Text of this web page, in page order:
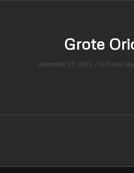
Grote
december 20, 2021 / in Deep Sky,